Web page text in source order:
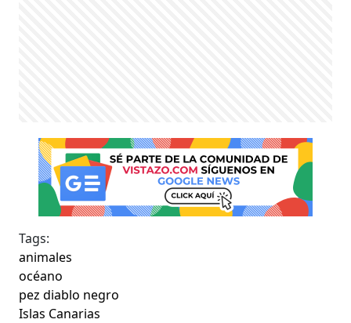
Tags:
animales
océano
pez diablo negro
Islas Canarias